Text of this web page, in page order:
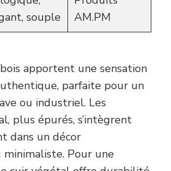
souple
AM.PM
apportent une sensation
parfaite pour un
ou industriel. Les
plus épurés, s’intègrent
dans un décor
Pour une